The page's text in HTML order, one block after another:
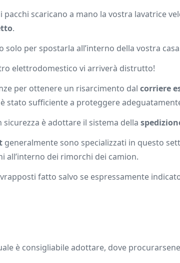
scaricano a mano la vostra lavatrice
.
per spostarla all’interno della vostra
elettrodomestico vi arriverà distrutto!
per ottenere un risarcimento dal corriere
stato sufficiente a proteggere
è adottare il sistema della
generalmente sono specializzati in questo
all’interno dei rimorchi dei camion.
fatto salvo se espressamente
è consigliabile adottare, dove